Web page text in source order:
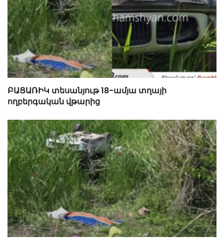
ԲԱՑԱՌԻԿ տեսանյութ 18-ամյա տղայի
ողբերգական վթարից